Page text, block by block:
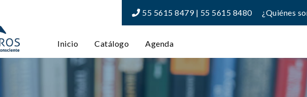
55 5615 8479 | 55 5615 8480 ¿Quiénes
Inicio Catálogo Agenda